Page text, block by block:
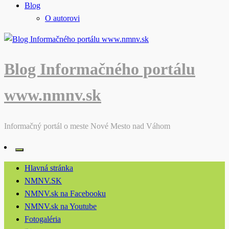
Blog
O autorovi
Blog Informačného portálu
www.nmnv.sk
Informačný portál o meste Nové Mesto nad Váhom
Hlavná stránka
NMNV.SK
NMNV.sk na Facebooku
NMNV.sk na Youtube
Fotogaléria